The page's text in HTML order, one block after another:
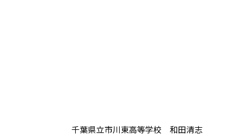
千葉県立市川東高等学校 和田清志